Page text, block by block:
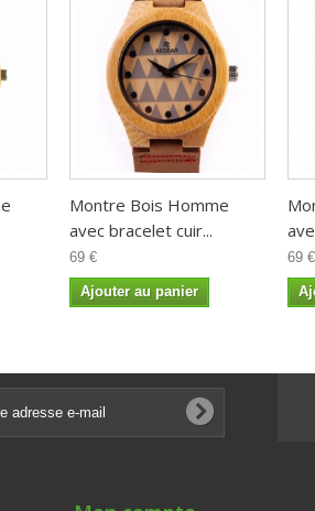
Montre Bois Homme
avec bracelet cuir...
69 €
Ajouter au panier
69 €